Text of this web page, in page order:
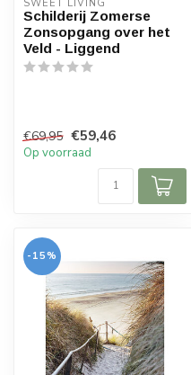
SWEET LIVING
Schilderij Zomerse
Zonsopgang over het
Veld - Liggend
€69,95 €59,46
Op voorraad
-15%